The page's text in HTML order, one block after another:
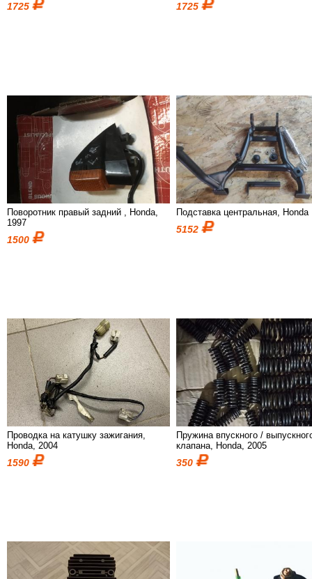
1725 1725
Поворотник правый задний , Honda,
1997
1500
Подставка центральная, Honda
5152
Проводка на катушку зажигания,
Honda, 2004
1590
Пружина впускного /
клапана, Honda, 2005
350